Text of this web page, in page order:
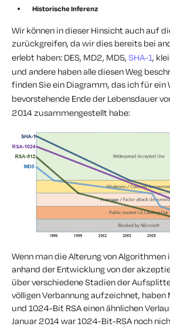
Historische Inferenz
Wir können in dieser Hinsicht auch auf
zurückgreifen, da wir dies bereits bei
erlebt haben: DES, MD2, MD5, SHA-1,
und andere haben alle diesen Weg
finden Sie ein Diagramm, das ich für ein
bevorstehende Ende der Lebensdauer
2014 zusammengestellt habe:
Wenn man die Alterung von
anhand der Entwicklung von der
über verschiedene Stadien der
völligen Verbannung aufzeichnet, haben
und 1024-Bit RSA einen ähnlichen
Januar 2014 war 1024-Bit-RSA noch